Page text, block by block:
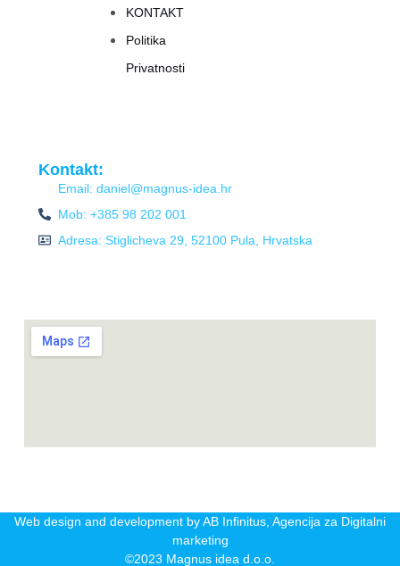
KONTAKT
Politika
Privatnosti
Kontakt:
Email: daniel@magnus-idea.hr
Mob: +385 98 202 001
Adresa: Stiglicheva 29, 52100 Pula, Hrvatska
Web design and development by AB Infinitus, Agencija za Digitalni
marketing
©2023 Magnus idea d.o.o.